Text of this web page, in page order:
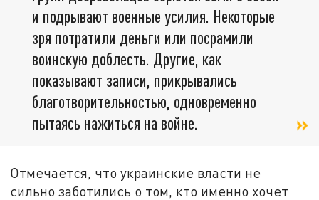
и подрывают военные усилия. Некоторые
зря потратили деньги или посрамили
воинскую доблесть. Другие, как
показывают записи, прикрывались
благотворительностью, одновременно
пытаясь нажиться на войне.
Отмечается, что украинские власти не
сильно заботились о том, кто именно хочет